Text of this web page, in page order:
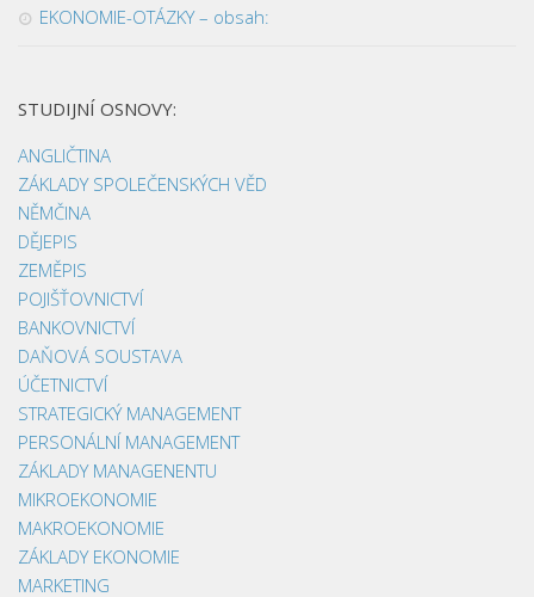
EKONOMIE-OTÁZKY – obsah:
STUDIJNÍ OSNOVY:
ANGLIČTINA
ZÁKLADY SPOLEČENSKÝCH VĚD
NĚMČINA
DĚJEPIS
ZEMĚPIS
POJIŠŤOVNICTVÍ
BANKOVNICTVÍ
DAŇOVÁ SOUSTAVA
ÚČETNICTVÍ
STRATEGICKÝ MANAGEMENT
PERSONÁLNÍ MANAGEMENT
ZÁKLADY MANAGENENTU
MIKROEKONOMIE
MAKROEKONOMIE
ZÁKLADY EKONOMIE
MARKETING